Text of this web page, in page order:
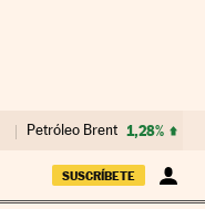
Petróleo Brent 1,28%
SUSCRÍBETE